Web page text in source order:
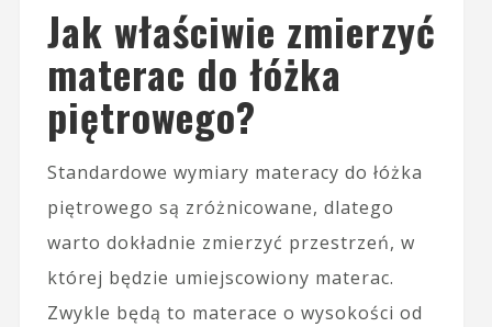
Jak właściwie zmierzyć
materac do łóżka
piętrowego?
Standardowe wymiary materacy do łóżka
piętrowego są zróżnicowane, dlatego
warto dokładnie zmierzyć przestrzeń, w
której będzie umiejscowiony materac.
Zwykle będą to materace o wysokości od